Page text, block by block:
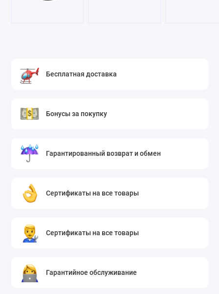
Бесплатная доставка
Бонусы за покупку
Гарантированный возврат и обмен
Сертификаты на все товары
Сертификаты на все товары
Гарантийное обслуживание